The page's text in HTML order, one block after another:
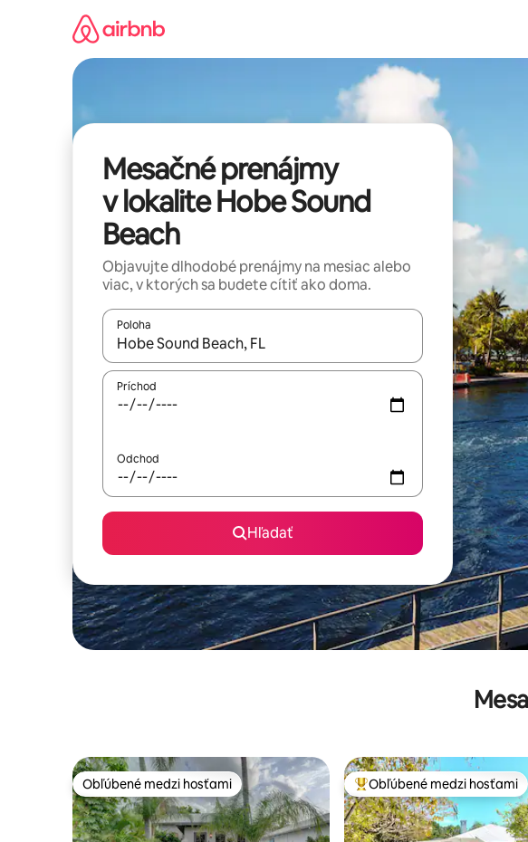
Mesačné prenájmy
v lokalite Hobe Sound
Beach
Objavujte dlhodobé prenájmy na mesiac alebo
viac, v ktorých sa budete cítiť ako doma.
Poloha
Keď budú výsledky k dispozícii, môžete si ich prechádzať pomocou
Príchod
Odchod
Hľadať
Obľúbené medzi hosťami
Obľúbené medzi hosťami Najobľúbenejšie medzi
Obľúbené medzi hosťami